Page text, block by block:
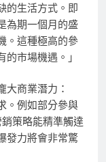
的生活方式。即
為期一個月的盛
。這種極高的參
市場機遇。」
大商業潛力：
。例如部分參與
策略能精準觸達
發力將會非常驚